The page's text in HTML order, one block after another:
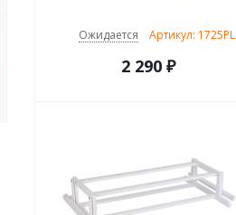
Ожидается Артикул: 1725PL
2 290₽